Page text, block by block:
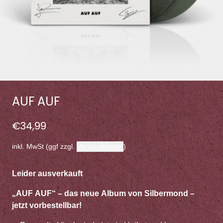
AUF AUF
€34,99
inkl. MwSt (ggf zzgl. )
Leider ausverkauft
„AUF AUF“ – das neue Album von Silbermond –
jetzt vorbestellbar!